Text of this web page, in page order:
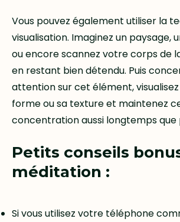
Vous pouvez également utiliser la
visualisation. Imaginez un paysage,
ou encore scannez votre corps de
en restant bien détendu. Puis
attention sur cet élément,
forme ou sa texture et maintenez
concentration aussi longtemps que
Petits conseils
méditation :
Si vous utilisez votre téléphone